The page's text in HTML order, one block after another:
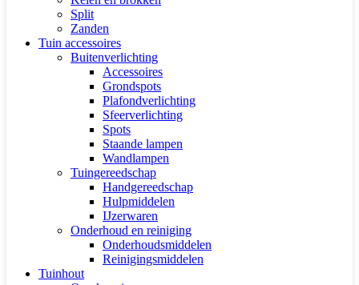
Split
Zanden
Tuin accessoires
Buitenverlichting
Accessoires
Grondspots
Plafondverlichting
Sfeerverlichting
Spots
Staande lampen
Wandlampen
Tuingereedschap
Handgereedschap
Hulpmiddelen
IJzerwaren
Onderhoud en reiniging
Onderhoudsmiddelen
Reinigingsmiddelen
Tuinhout